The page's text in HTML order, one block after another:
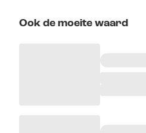
Ook de moeite waard